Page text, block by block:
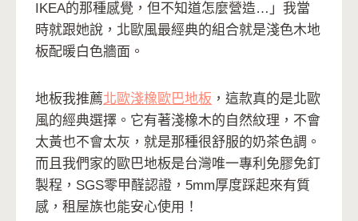
IKEA的那種感覺，但不知道怎麼營造…」我當
時就跟她說，北歐風最經典的組合就是淺色木地
板配暖白色牆面。
地板我推薦北歐淺橡歐巴地板 ，這款真的是北歐
風的經典選擇。它有著淺橡木的自然紋理，不會
太黃也不會太灰，就是那種很舒服的奶茶色調。
而且我們家的歐巴地板是台灣唯一專利免膠免釘
製程，SGS零甲醛認證，5mm厚度踩起來有質
感，租屋族也能安心使用！